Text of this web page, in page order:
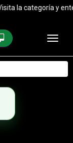
la categoría y